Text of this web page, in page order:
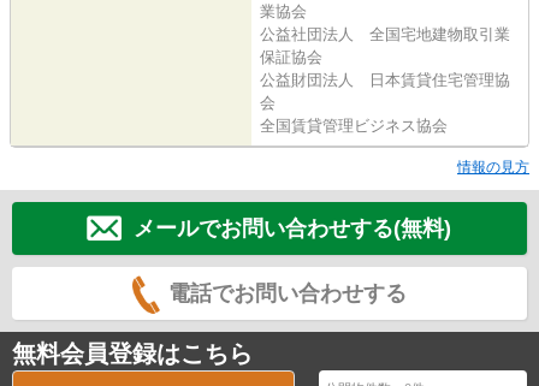
業協会
公益社団法人 全国宅地建物取引業
保証協会
公益財団法人 日本賃貸住宅管理協
会
全国賃貸管理ビジネス協会
情報の見方
メールでお問い合わせする(無料)
電話でお問い合わせする
無料会員登録はこちら